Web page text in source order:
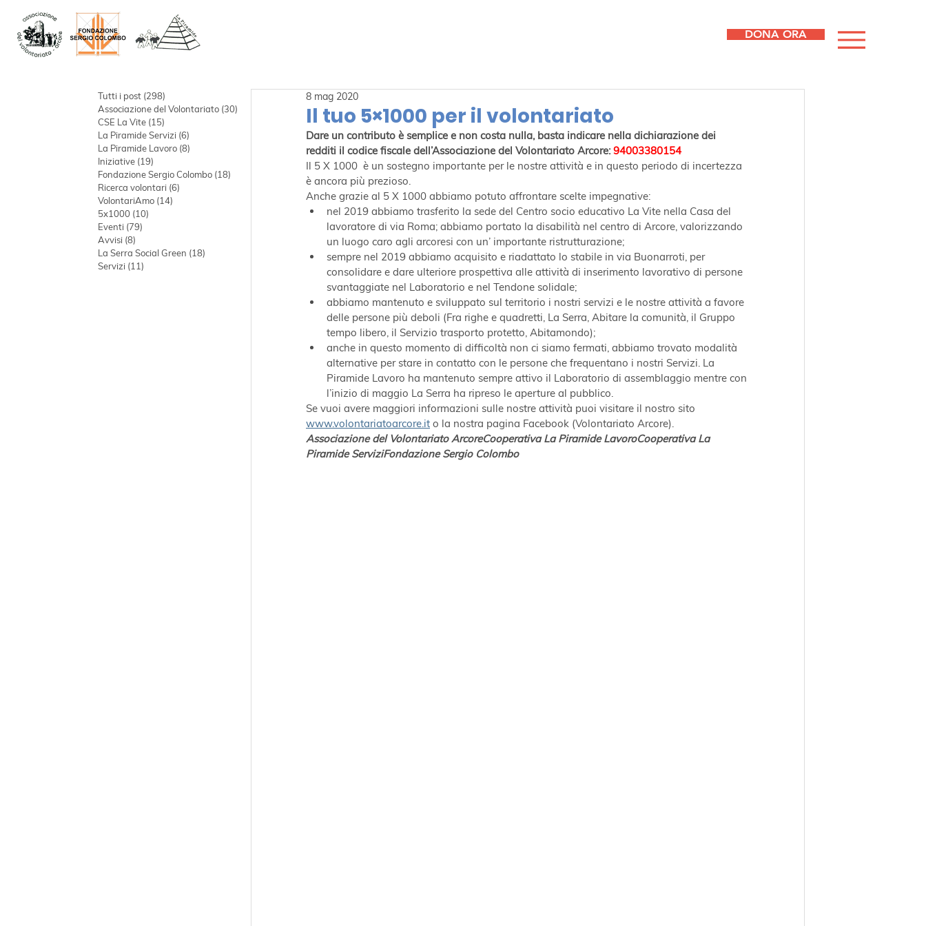
DONA ORA
Tutti i post (298)
Associazione del Volontariato (30)
CSE La Vite (15)
La Piramide Servizi (6)
La Piramide Lavoro (8)
Iniziative (19)
Fondazione Sergio Colombo (18)
Ricerca volontari (6)
VolontariAmo (14)
5x1000 (10)
Eventi (79)
Avvisi (8)
La Serra Social Green (18)
Servizi (11)
Il tuo 5×1000 per il volontariato
8 mag 2020
Dare un contributo è semplice e non costa nulla, basta indicare nella dichiarazione dei
redditi il codice fiscale dell’Associazione del Volontariato Arcore: 94003380154
Il 5 X 1000  è un sostegno importante per le nostre attività e in questo periodo di incertezza
è ancora più prezioso.
Anche grazie al 5 X 1000 abbiamo potuto affrontare scelte impegnative:
nel 2019 abbiamo trasferito la sede del Centro socio educativo La Vite nella Casa del
lavoratore di via Roma; abbiamo portato la disabilità nel centro di Arcore, valorizzando
un luogo caro agli arcoresi con un’ importante ristrutturazione;
sempre nel 2019 abbiamo acquisito e riadattato lo stabile in via Buonarroti, per
consolidare e dare ulteriore prospettiva alle attività di inserimento lavorativo di persone
svantaggiate nel Laboratorio e nel Tendone solidale;
abbiamo mantenuto e sviluppato sul territorio i nostri servizi e le nostre attività a favore
delle persone più deboli (Fra righe e quadretti, La Serra, Abitare la comunità, il Gruppo
tempo libero, il Servizio trasporto protetto, Abitamondo);
anche in questo momento di difficoltà non ci siamo fermati, abbiamo trovato modalità
alternative per stare in contatto con le persone che frequentano i nostri Servizi. La
Piramide Lavoro ha mantenuto sempre attivo il Laboratorio di assemblaggio mentre con
l’inizio di maggio La Serra ha ripreso le aperture al pubblico.
Se vuoi avere maggiori informazioni sulle nostre attività puoi visitare il nostro sito
www.volontariatoarcore.it o la nostra pagina Facebook (Volontariato Arcore).
Associazione del Volontariato ArcoreCooperativa La Piramide LavoroCooperativa La
Piramide ServiziFondazione Sergio Colombo